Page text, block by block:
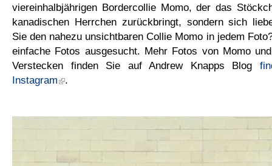
viereinhalbjährigen Bordercollie Momo, der das
kanadischen Herrchen zurückbringt, sondern sich
Sie den nahezu unsichtbaren Collie Momo in jedem
einfache Fotos ausgesucht. Mehr Fotos von Momo
Verstecken finden Sie auf Andrew Knapps Blog
Instagram
.